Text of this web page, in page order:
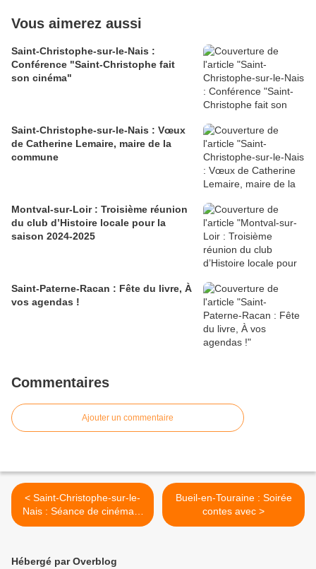
Vous aimerez aussi
Saint-Christophe-sur-le-Nais :
Conférence "Saint-Christophe fait
son cinéma"
Saint-Christophe-sur-le-Nais : Vœux
de Catherine Lemaire, maire de la
commune
Montval-sur-Loir : Troisième réunion
du club d’Histoire locale pour la
saison 2024-2025
Saint-Paterne-Racan : Fête du livre, À
vos agendas !
Commentaires
Ajouter un commentaire
< Saint-Christophe-sur-le-
Nais : Séance de cinéma à
l'espace socioculturel Le
Bueil-en-Touraine : Soirée
contes avec >
Hébergé par Overblog